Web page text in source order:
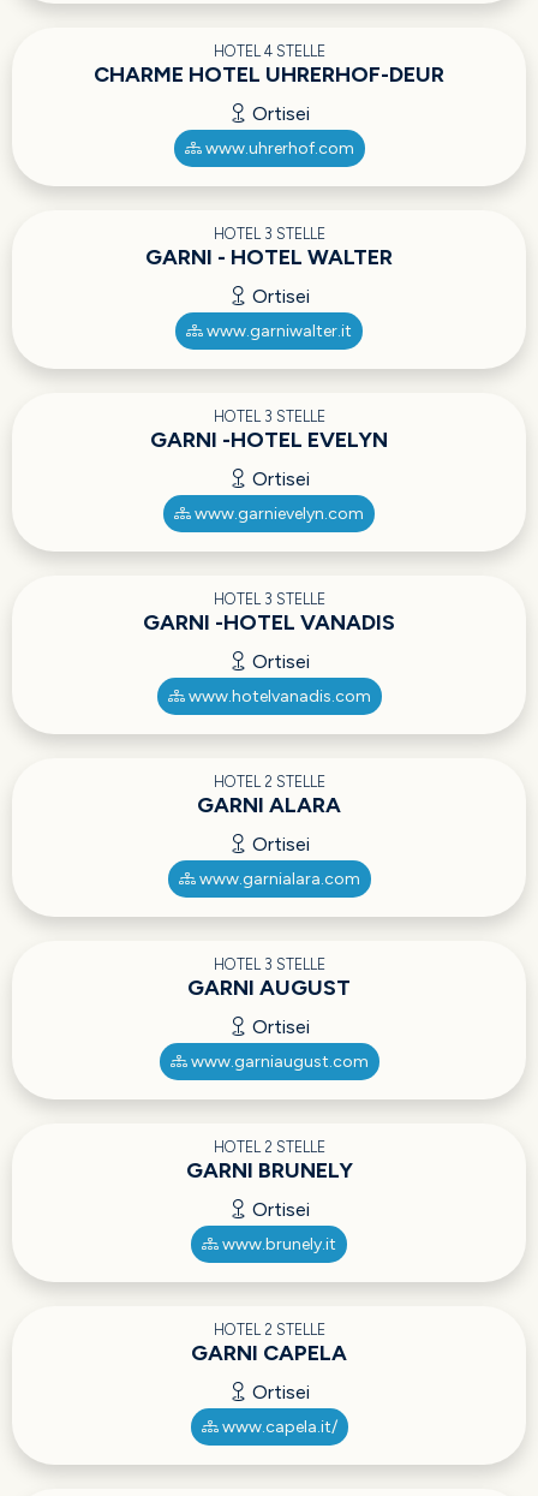
HOTEL 4 STELLE
CHARME HOTEL UHRERHOF-DEUR
Ortisei
www.uhrerhof.com
HOTEL 3 STELLE
GARNI - HOTEL WALTER
Ortisei
www.garniwalter.it
HOTEL 3 STELLE
GARNI -HOTEL EVELYN
Ortisei
www.garnievelyn.com
HOTEL 3 STELLE
GARNI -HOTEL VANADIS
Ortisei
www.hotelvanadis.com
HOTEL 2 STELLE
GARNI ALARA
Ortisei
www.garnialara.com
HOTEL 3 STELLE
GARNI AUGUST
Ortisei
www.garniaugust.com
HOTEL 2 STELLE
GARNI BRUNELY
Ortisei
www.brunely.it
HOTEL 2 STELLE
GARNI CAPELA
Ortisei
www.capela.it/